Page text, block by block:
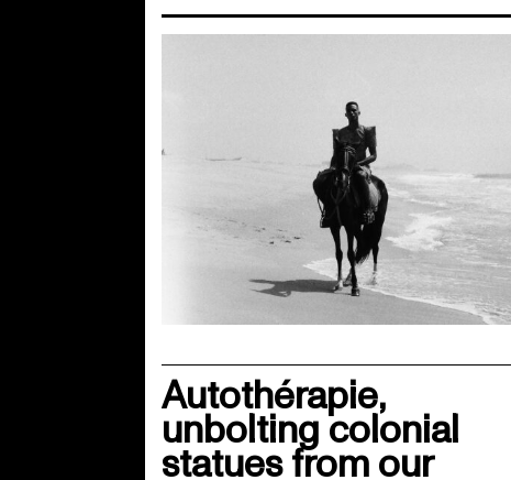
Autothérapie,
unbolting colonial
statues from our